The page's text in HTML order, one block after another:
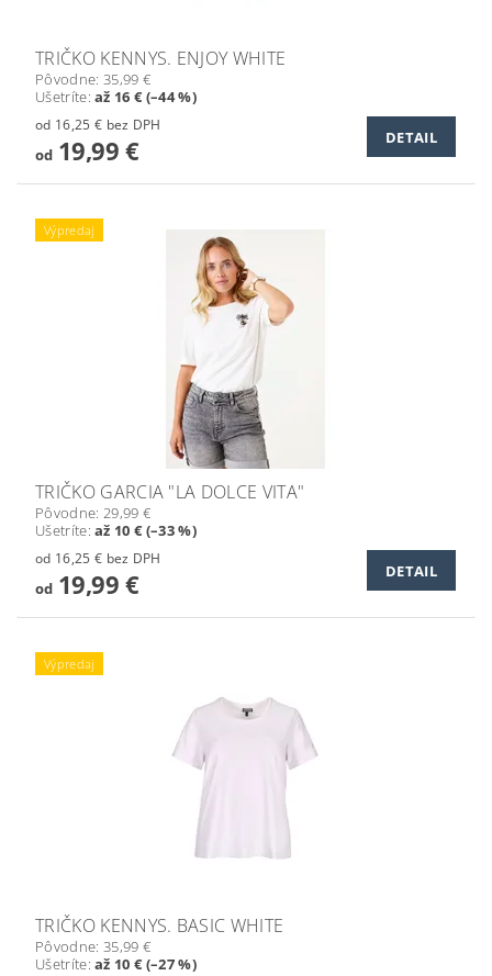
TRIČKO KENNYS. ENJOY WHITE
Pôvodne: 35,99 €
Ušetríte:až 16 € (–44 %)
od 16,25 € bez DPH
od19,99 € DETAIL
Výpredaj
TRIČKO GARCIA "LA DOLCE VITA"
Pôvodne: 29,99 €
Ušetríte:až 10 € (–33 %)
od 16,25 € bez DPH
od19,99 € DETAIL
Výpredaj
TRIČKO KENNYS. BASIC WHITE
Pôvodne: 35,99 €
Ušetríte:až 10 € (–27 %)